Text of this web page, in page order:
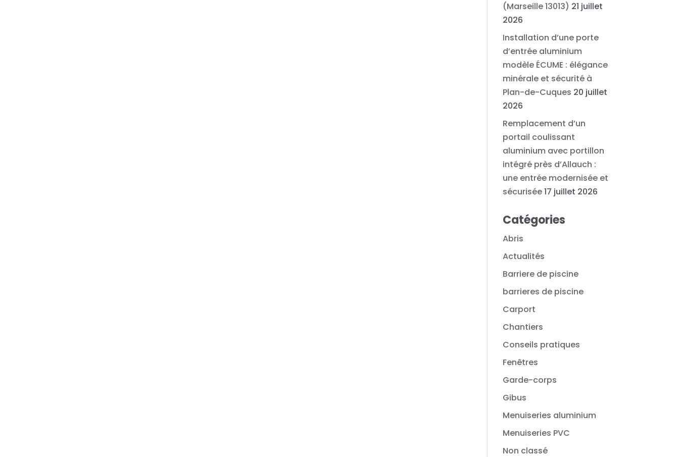
(Marseille 13013) 21 juillet
2026
Installation d’une porte
d’entrée aluminium
modèle ÉCUME : élégance
minérale et sécurité à
Plan-de-Cuques 20 juillet
2026
Remplacement d’un
portail coulissant
aluminium avec portillon
intégré près d’Allauch :
une entrée modernisée et
sécurisée17 juillet 2026
Catégories
Abris
Actualités
Barriere de piscine
barrieres de piscine
Carport
Chantiers
Conseils pratiques
Fenêtres
Garde-corps
Gibus
Menuiseries aluminium
Menuiseries PVC
Non classé